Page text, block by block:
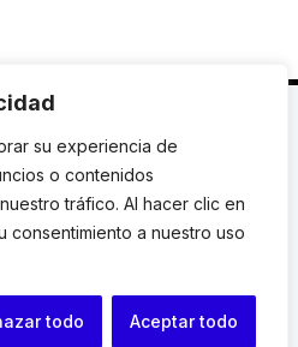
su experiencia de
o contenidos
tráfico. Al hacer clic en
consentimiento a nuestro uso
todo Aceptar todo
Barcelona |T.: +34 93
de Catalunya.
Contacto
Bits